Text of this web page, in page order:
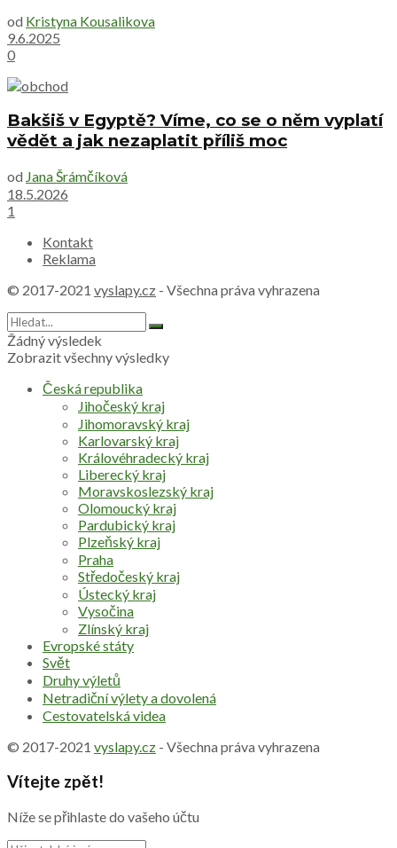
od Kristyna Kousalikova
9.6.2025
0
Bakšiš v Egyptě? Víme, co se o něm vyplatí
vědět a jak nezaplatit příliš moc
od Jana Šrámčíková
18.5.2026
1
Kontakt
Reklama
© 2017-2021 vyslapy.cz - Všechna práva vyhrazena
Žádný výsledek
Zobrazit všechny výsledky
Česká republika
Jihočeský kraj
Jihomoravský kraj
Karlovarský kraj
Královéhradecký kraj
Liberecký kraj
Moravskoslezský kraj
Olomoucký kraj
Pardubický kraj
Plzeňský kraj
Praha
Středočeský kraj
Ústecký kraj
Vysočina
Zlínský kraj
Evropské státy
Svět
Druhy výletů
Netradiční výlety a dovolená
Cestovatelská videa
© 2017-2021 vyslapy.cz - Všechna práva vyhrazena
Vítejte zpět!
Níže se přihlaste do vašeho účtu